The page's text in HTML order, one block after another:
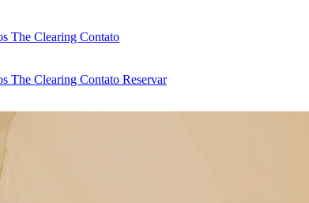
The Clearing Contato
The Clearing Contato Reservar